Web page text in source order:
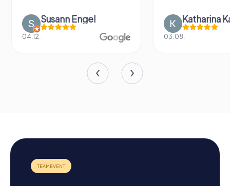
Katharina Kaiser
03.08.
Elias Jung
03.08.